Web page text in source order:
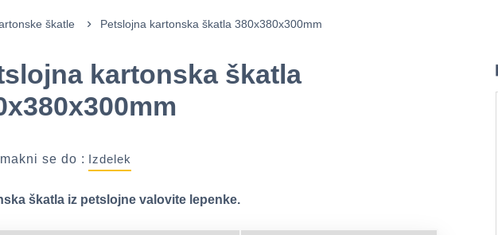
škatle Petslojna kartonska škatla 380x380x300mm
kartonska škatla
se do : Izdelek
škatla iz petslojne valovite lepenke.